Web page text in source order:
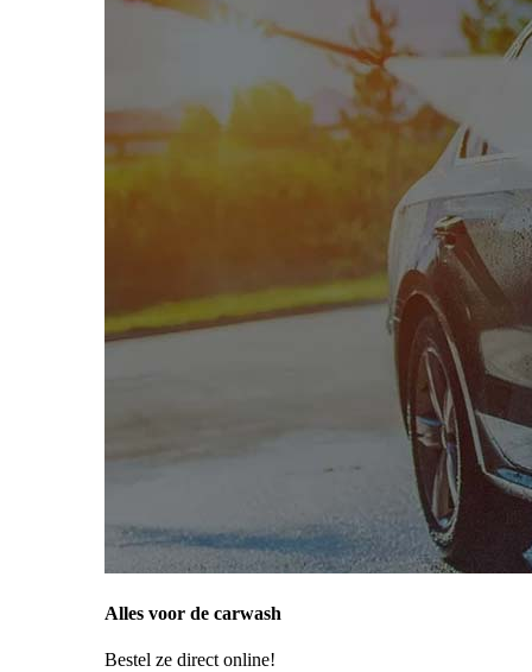
Alles voor de carwash
Bestel ze direct online!